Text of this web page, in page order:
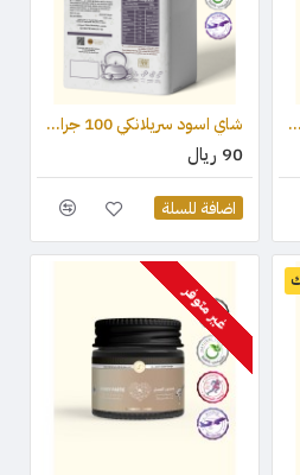
شاي أسود سريلانكي 100 جرام - OPA شاي اسود سريلانكي 100 جرام - OP1
90 ريال
اضافة للسلة
غير متوفر